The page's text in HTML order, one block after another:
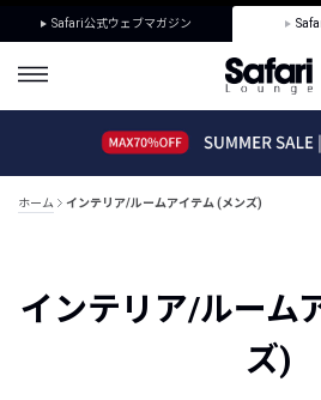
Safari公式ウェブマガジン
ホーム インテリア/ルームアイテム (メンズ)
インテリア/ルーム
ズ)